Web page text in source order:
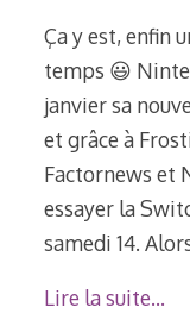
Ça y est, enfin
temps 😃
janvier sa
et grâce à
Factornews et
essayer la
samedi 14.
Lire la suite…